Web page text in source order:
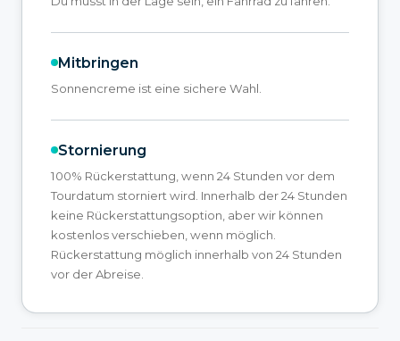
Mitbringen
Sonnencreme ist eine sichere Wahl.
Stornierung
100% Rückerstattung, wenn 24 Stunden vor dem
Tourdatum storniert wird. Innerhalb der 24 Stunden
keine Rückerstattungsoption, aber wir können
kostenlos verschieben, wenn möglich.
Rückerstattung möglich innerhalb von 24 Stunden
vor der Abreise.